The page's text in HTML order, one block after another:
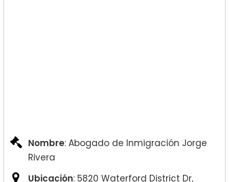
Nombre: Abogado de Inmigración Jorge
Rivera
Ubicación: 5820 Waterford District Dr,